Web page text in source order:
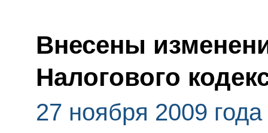
Внесены
Налогового
27 ноября 2009 года